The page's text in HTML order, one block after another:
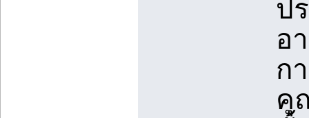
ป
อ
ก
คุ